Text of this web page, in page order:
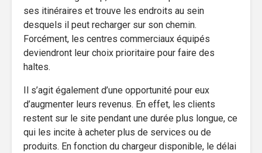
ses itinéraires et trouve les endroits au sein
desquels il peut recharger sur son chemin.
Forcément, les centres commerciaux équipés
deviendront leur choix prioritaire pour faire des
haltes.
Il s’agit également d’une opportunité pour eux
d’augmenter leurs revenus. En effet, les clients
restent sur le site pendant une durée plus longue, ce
qui les incite à acheter plus de services ou de
produits. En fonction du chargeur disponible, le délai